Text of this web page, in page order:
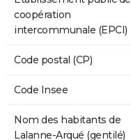
coopération
intercommunale (EPCI)
Code postal (CP)
Code Insee
Nom des habitants de
Lalanne-Arqué (gentilé)